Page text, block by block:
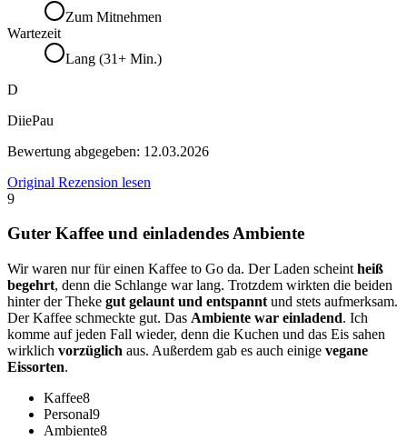
Zum Mitnehmen
Wartezeit
Lang (31+ Min.)
D
DiiePau
Bewertung abgegeben: 12.03.2026
Original Rezension lesen
9
Guter Kaffee und einladendes Ambiente
Wir waren nur für einen Kaffee to Go da. Der Laden scheint heiß
begehrt, denn die Schlange war lang. Trotzdem wirkten die beiden
hinter der Theke gut gelaunt und entspannt und stets aufmerksam.
Der Kaffee schmeckte gut. Das Ambiente war einladend. Ich
komme auf jeden Fall wieder, denn die Kuchen und das Eis sahen
wirklich vorzüglich aus. Außerdem gab es auch einige vegane
Eissorten.
Kaffee8
Personal9
Ambiente8